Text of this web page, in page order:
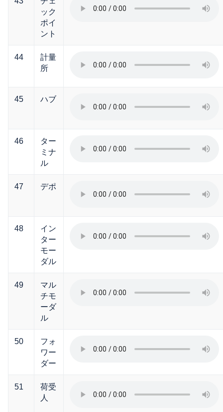
ック
ポイ
ント
44
計量
所
45 ハブ
46
ター
ミナ
ル
47 デポ
48
イン
ター
モー
ダル
49
マル
チモ
ーダ
ル
50
フォ
ワー
ダー
51
荷受
人